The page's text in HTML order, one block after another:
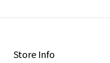
Store Info